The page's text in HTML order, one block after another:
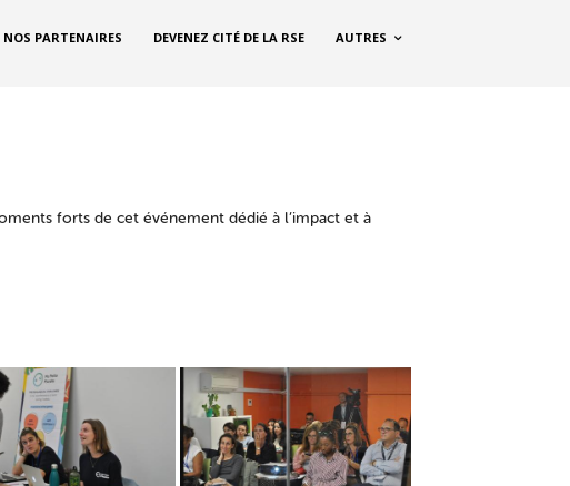
NOS PARTENAIRES DEVENEZ CITÉ DE LA RSE AUTRES
forts de cet événement dédié à l’impact et à